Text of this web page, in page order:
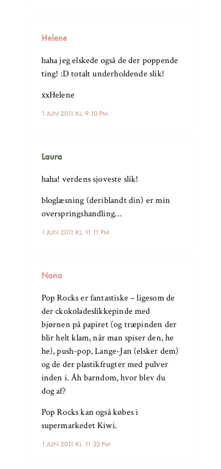
Helene
1 JUN 2011 KL. 9:10 PM
haha jeg elskede også de der poppende
ting! :D totalt underholdende slik!
xxHelene
Laura
1 JUN 2011 KL. 11:11 PM
haha! verdens sjoveste slik!
bloglæsning (deriblandt din) er min
overspringshandling…
Nana
1 JUN 2011 KL. 11:32 PM
Pop Rocks er fantastiske – ligesom de
der ckokoladeslikkepinde med
bjørnen på papiret (og træpinden der
blir helt klam, når man spiser den, he
he), push-pop, Lange-Jan (elsker dem)
og de der plastikfrugter med pulver
inden i. Åh barndom, hvor blev du
dog af?
Pop Rocks kan også købes i
supermarkedet Kiwi.